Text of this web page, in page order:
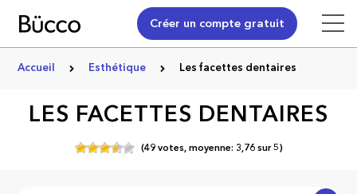
Créer un compte gratuit
Accueil Esthétique Les facettes dentaires
LES FACETTES DENTAIRES
(49votes,moyenne: 3,76sur5)